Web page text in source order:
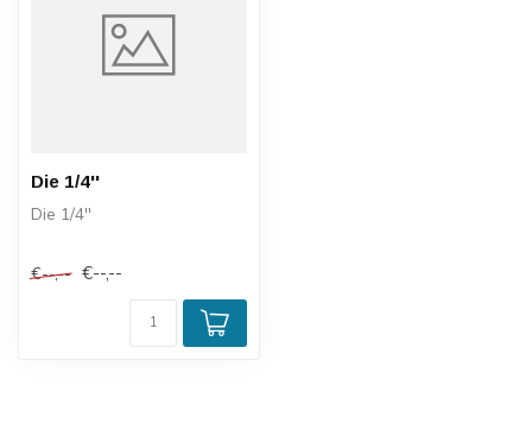
Die 1/4''
Die 1/4''
€--,-- €--,--